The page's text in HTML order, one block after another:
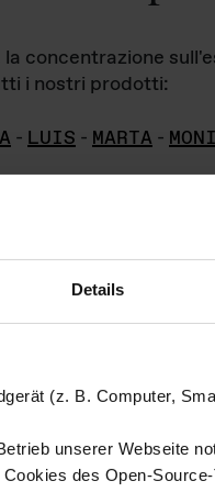
Details
(z. B. Computer,
unserer Webseite
des Open-
concentrazione
i nostri prodotti:
- LUIS - MARTA -
di
sono detenuti